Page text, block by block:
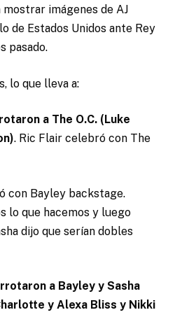
imágenes de AJ
de Estados Unidos ante Rey
pasado.
lo que lleva a:
a The O.C. (Luke
. Ric Flair celebró con The
con Bayley backstage.
lo que hacemos y luego
dijo que serían dobles
a Bayley y Sasha
y Alexa Bliss y Nikki